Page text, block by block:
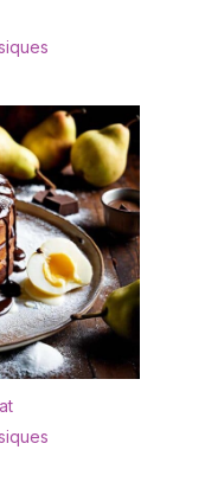
fruits,
Lave-
surface
ne retient pas
de nourriture,
un nettoyage
à l'eau, et
lavable en
pour un
approfondi à
ainsi
Cette
à pâtisserie
est
maison, au
restaurant, à
convient
des
entrées,
Les
à gâteaux
et
arrière-
vous
les utiliser